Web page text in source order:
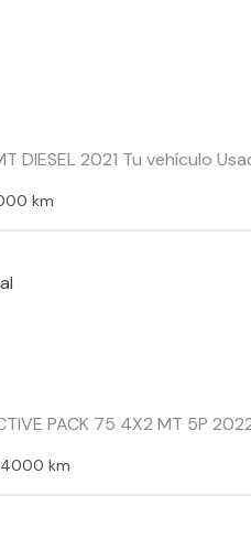
MT DIESEL 2021 Tu
km
PACK 75 4X2 MT
km